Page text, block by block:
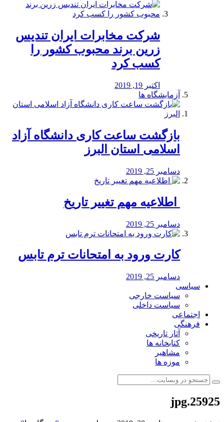
شرکت مخابرات ایران تندیس
زرین برند محبوب کشور را
کسب کرد
اکتبر 19, 2019
آزمایشگاه ها
بازگشت ساعت کاری دانشگاه آزاد
اسلامی استان البرز
دسامبر 25, 2019
️ اطلاعیه مهم تغییر تاریخ
دسامبر 25, 2019
کارت ورود به امتحانات ترم تابس
دسامبر 25, 2019
سیاسی
سیاست خارجی
سیاست داخلی
اجتماعی
فرهنگی
آثار تاریخی
کتابخانه ها
مشاهیر
موزه ها
25925.jpg